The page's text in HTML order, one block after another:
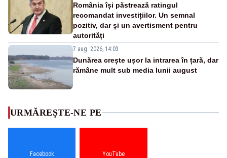
România își păstrează ratingul
recomandat investițiilor. Un semnal
pozitiv, dar și un avertisment pentru
autorități
7 aug. 2026, 14:03
Dunărea crește ușor la intrarea în țară, dar
rămâne mult sub media lunii august
URMĂREȘTE-NE PE
Facebook YouTube